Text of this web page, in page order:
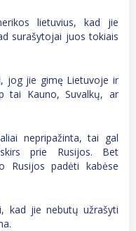
lietuvius, kad jie
surašytojai juos tokiais
jog jie gimę Lietuvoje ir
tai Kauno, Suvalkų, ar
nepripažinta, tai gal
prie Rusijos. Bet
Rusijos padėti kabėse
kad jie nebutų užrašyti